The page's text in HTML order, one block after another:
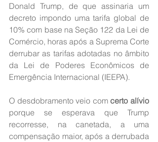
Donald Trump, de que assinaria um
decreto impondo uma tarifa global de
10% com base na Seção 122 da Lei de
Comércio, horas após a Suprema Corte
derrubar as tarifas adotadas no âmbito
da Lei de Poderes Econômicos de
Emergência Internacional (IEEPA).
O desdobramento veio com certo alívio
porque se esperava que Trump
recorresse, na canetada, a uma
compensação maior, após a derrubada